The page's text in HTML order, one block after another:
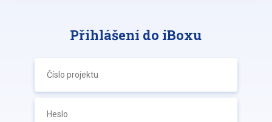
Přihlášení do iBoxu